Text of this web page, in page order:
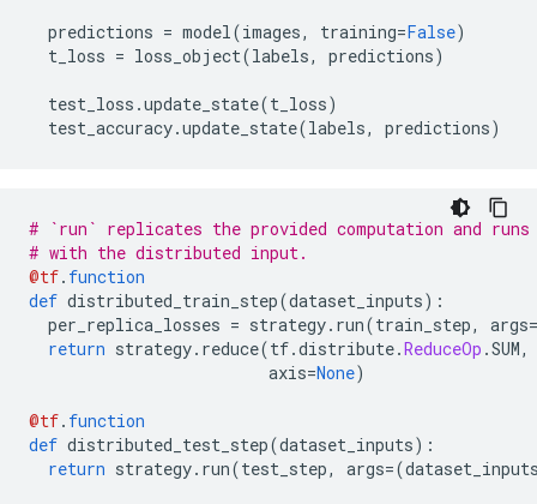
predictions = model(images, training=False)
t_loss = loss_object(labels, predictions)
test_loss .update_state(t_loss)
test_accuracy.update_state(labels, predictions)
# `run` replicates the provided computation and
# with the distributed input.
@tf. function
def distributed_train_step(dataset_inputs):
per_replica_losses = strategy. run(train_step, args
return strategy. reduce(tf.distribute.ReduceOp .SUM,
axis=None)
@tf. function
def distributed_test_step(dataset_inputs):
return strategy. run(test_step, args=(